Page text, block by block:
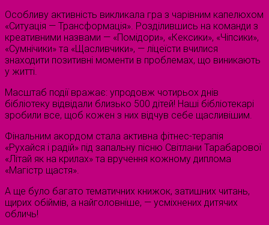
Особливу активність викликала гра з чарівним капелюхом
«Ситуація — Трансформація». Розділившись на команди з
креативними назвами — «Помідори», «Кексики», «Чіпсики»,
«Сумнічики» та «Щасливчики», — ліцеїсти вчилися
знаходити позитивні моменти в проблемах, що виникають
у житті.
Масштаб події вражає: упродовж чотирьох днів
бібліотеку відвідали близько 500 дітей! Наші бібліотекарі
зробили все, щоб кожен з них відчув себе щасливішим.
Фінальним акордом стала активна фітнес-терапія
«Рухайся і радій» під запальну пісню Світлани Тарабарової
«Літай як на крилах» та вручення кожному диплома
«Магістр щастя».
А ще було багато тематичних книжок, затишних читань,
щирих обіймів, а найголовніше, — усміхнених дитячих
обличь!